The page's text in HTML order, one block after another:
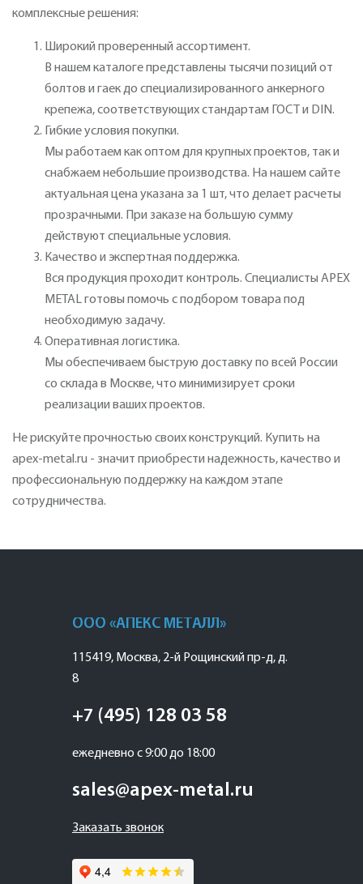
комплексные решения:
Широкий проверенный ассортимент.
В нашем каталоге представлены тысячи позиций от
болтов и гаек до специализированного анкерного
крепежа, соответствующих стандартам ГОСТ и DIN.
Гибкие условия покупки.
Мы работаем как оптом для крупных проектов, так и
снабжаем небольшие производства. На нашем сайте
актуальная цена указана за 1 шт, что делает расчеты
прозрачными. При заказе на большую сумму
действуют специальные условия.
Качество и экспертная поддержка.
Вся продукция проходит контроль. Специалисты APEX
METAL готовы помочь с подбором товара под
необходимую задачу.
Оперативная логистика.
Мы обеспечиваем быструю доставку по всей России
со склада в Москве, что минимизирует сроки
реализации ваших проектов.
Не рискуйте прочностью своих конструкций. Купить на
apex-metal.ru - значит приобрести надежность, качество и
профессиональную поддержку на каждом этапе
сотрудничества.
ООО «АПЕКС МЕТАЛЛ»
115419, Москва, 2-й Рощинский пр-д, д.
8
+7 (495) 128 03 58
ежедневно с 9:00 до 18:00
sales@apex-metal.ru
Заказать звонок